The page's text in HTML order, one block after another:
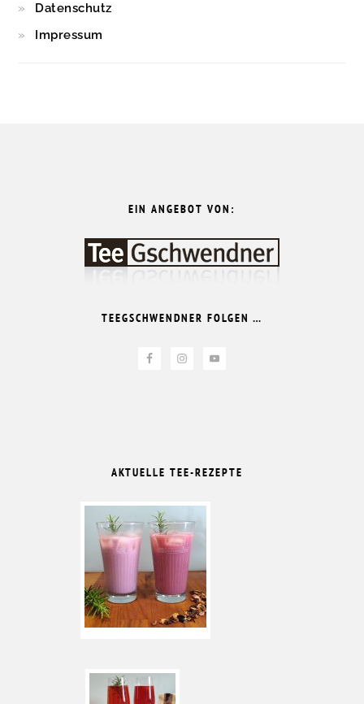
Datenschutz
Impressum
EIN ANGEBOT VON:
TEEGSCHWENDNER FOLGEN …
AKTUELLE TEE-REZEPTE